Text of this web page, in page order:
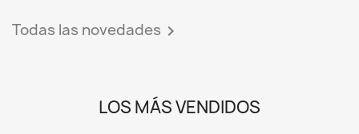
Todas las novedades 
LOS MÁS VENDIDOS